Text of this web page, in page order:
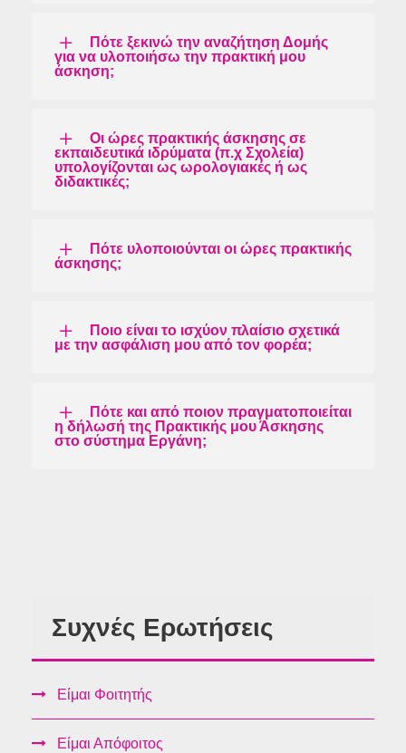
Πότε ξεκινώ την αναζήτηση Δομής
για να υλοποιήσω την πρακτική μου
άσκηση;
Οι ώρες πρακτικής άσκησης σε
εκπαιδευτικά ιδρύματα (π.χ Σχολεία)
υπολογίζονται ως ωρολογιακές ή ως
διδακτικές;
Πότε υλοποιούνται οι ώρες πρακτικής
άσκησης;
Ποιο είναι το ισχύον πλαίσιο σχετικά
με την ασφάλιση μου από τον φορέα;
Πότε και από ποιον πραγματοποιείται
η δήλωσή της Πρακτικής μου Άσκησης
στο σύστημα Εργάνη;
Συχνές Ερωτήσεις
Είμαι Φοιτητής
Είμαι Απόφοιτος